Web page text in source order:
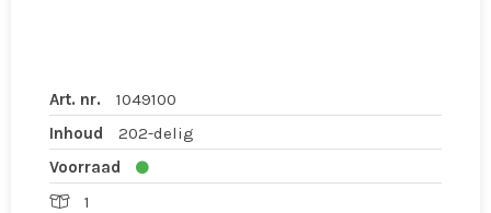
Art. nr.
1049100
Inhoud
202-delig
Voorraad
1